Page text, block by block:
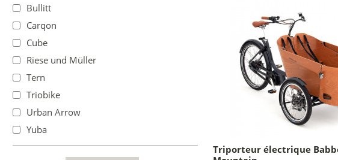
Bullitt
Carqon
Cube
Riese und Müller
Tern
Triobike
Urban Arrow
Yuba
Triporteur électrique